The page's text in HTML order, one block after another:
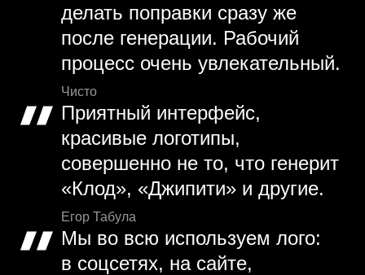
делать поправки сразу же
после генерации. Рабочий
процесс очень увлекательный.
Чисто
Приятный интерфейс,
красивые логотипы,
совершенно не то, что генерит
«Клод», «Джипити» и другие.
Егор Табула
Мы во всю используем лого:
в соцсетях, на сайте,